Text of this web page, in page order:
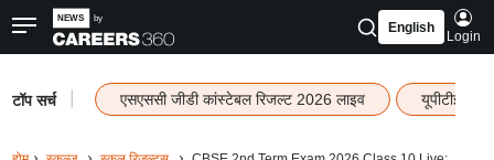
English
Login
टॉप सर्च एसएससी जीडी कांस्टेबल रिजल्ट 2026 लाइव यूपीटीईटी